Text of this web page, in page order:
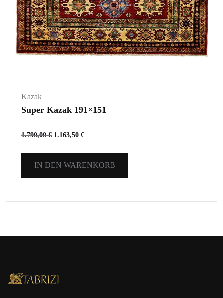
Kazak
Super Kazak 191×151
1.790,00€ 1.163,50 €
IN DEN WARENKORB